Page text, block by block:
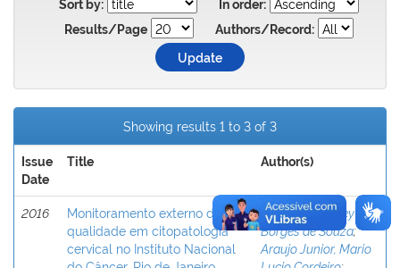
Sort by:
In order:
Results/Page
Authors/Record:
Showing results 1 to 3 of 3
Issue
Date
Title Author(s)
2016
Monitoramento externo da
qualidade em citopatologia
cervical no Instituto Nacional
Quintana, Shirley
Borges de Souza;
Araujo Junior, Mario